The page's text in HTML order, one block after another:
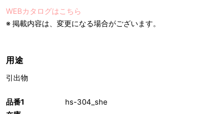
品番1
hs-304_she
WEBカタログはこちら
※ 掲載内容は、変更になる場合がございます。
用途
引出物